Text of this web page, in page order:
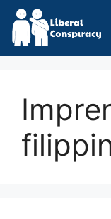
Skip
content